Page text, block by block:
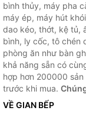
bình thủy, máy pha
máy ép, máy hút
dao kéo, thớt, kệ tủ,
bình, ly cốc, tô chén
phòng ăn như bàn
khả năng sẵn có
hợp hơn 200000
trước khi mua.
VỀ GIAN BẾP